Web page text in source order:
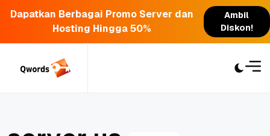
Dapatkan Berbagai Promo Server dan
Hosting Hingga 50%
Ambil
Diskon!